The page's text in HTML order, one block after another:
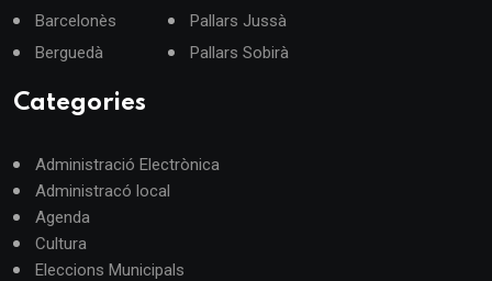
Barcelonès
Berguedà
Pallars Jussà
Pallars Sobirà
Categories
Administració Electrònica
Administracó local
Agenda
Cultura
Eleccions Municipals